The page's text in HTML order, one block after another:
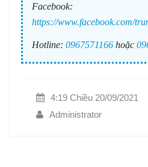
Facebook:
https://www.facebook.com/
Hotline: 0967571166 hoặc
4:19 Chiều 20/09/2021
Administrator